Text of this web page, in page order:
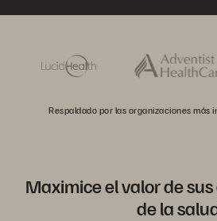
Respaldado por las organizaciones más
Maximice el valor de
de la